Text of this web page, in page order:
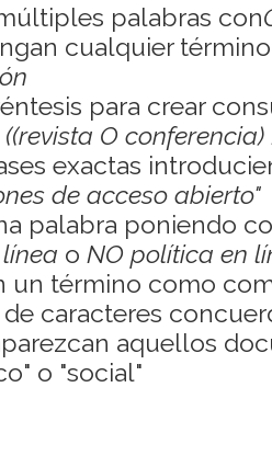
palabras con
cualquier
para crear
O conferencia)
exactas
de acceso abierto"
palabra poniendo
o NO política en
un término como
caracteres
aquellos
o "social"